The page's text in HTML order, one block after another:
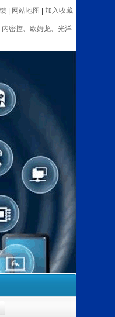
网站地图 加入收藏
密控、欧姆龙、光洋
密控、欧姆龙、光洋
子手轮、数显表、测